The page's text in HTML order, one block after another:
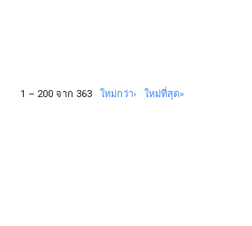
1 – 200 จาก 363 ใหม่กว่า› ใหม่ที่สุด»